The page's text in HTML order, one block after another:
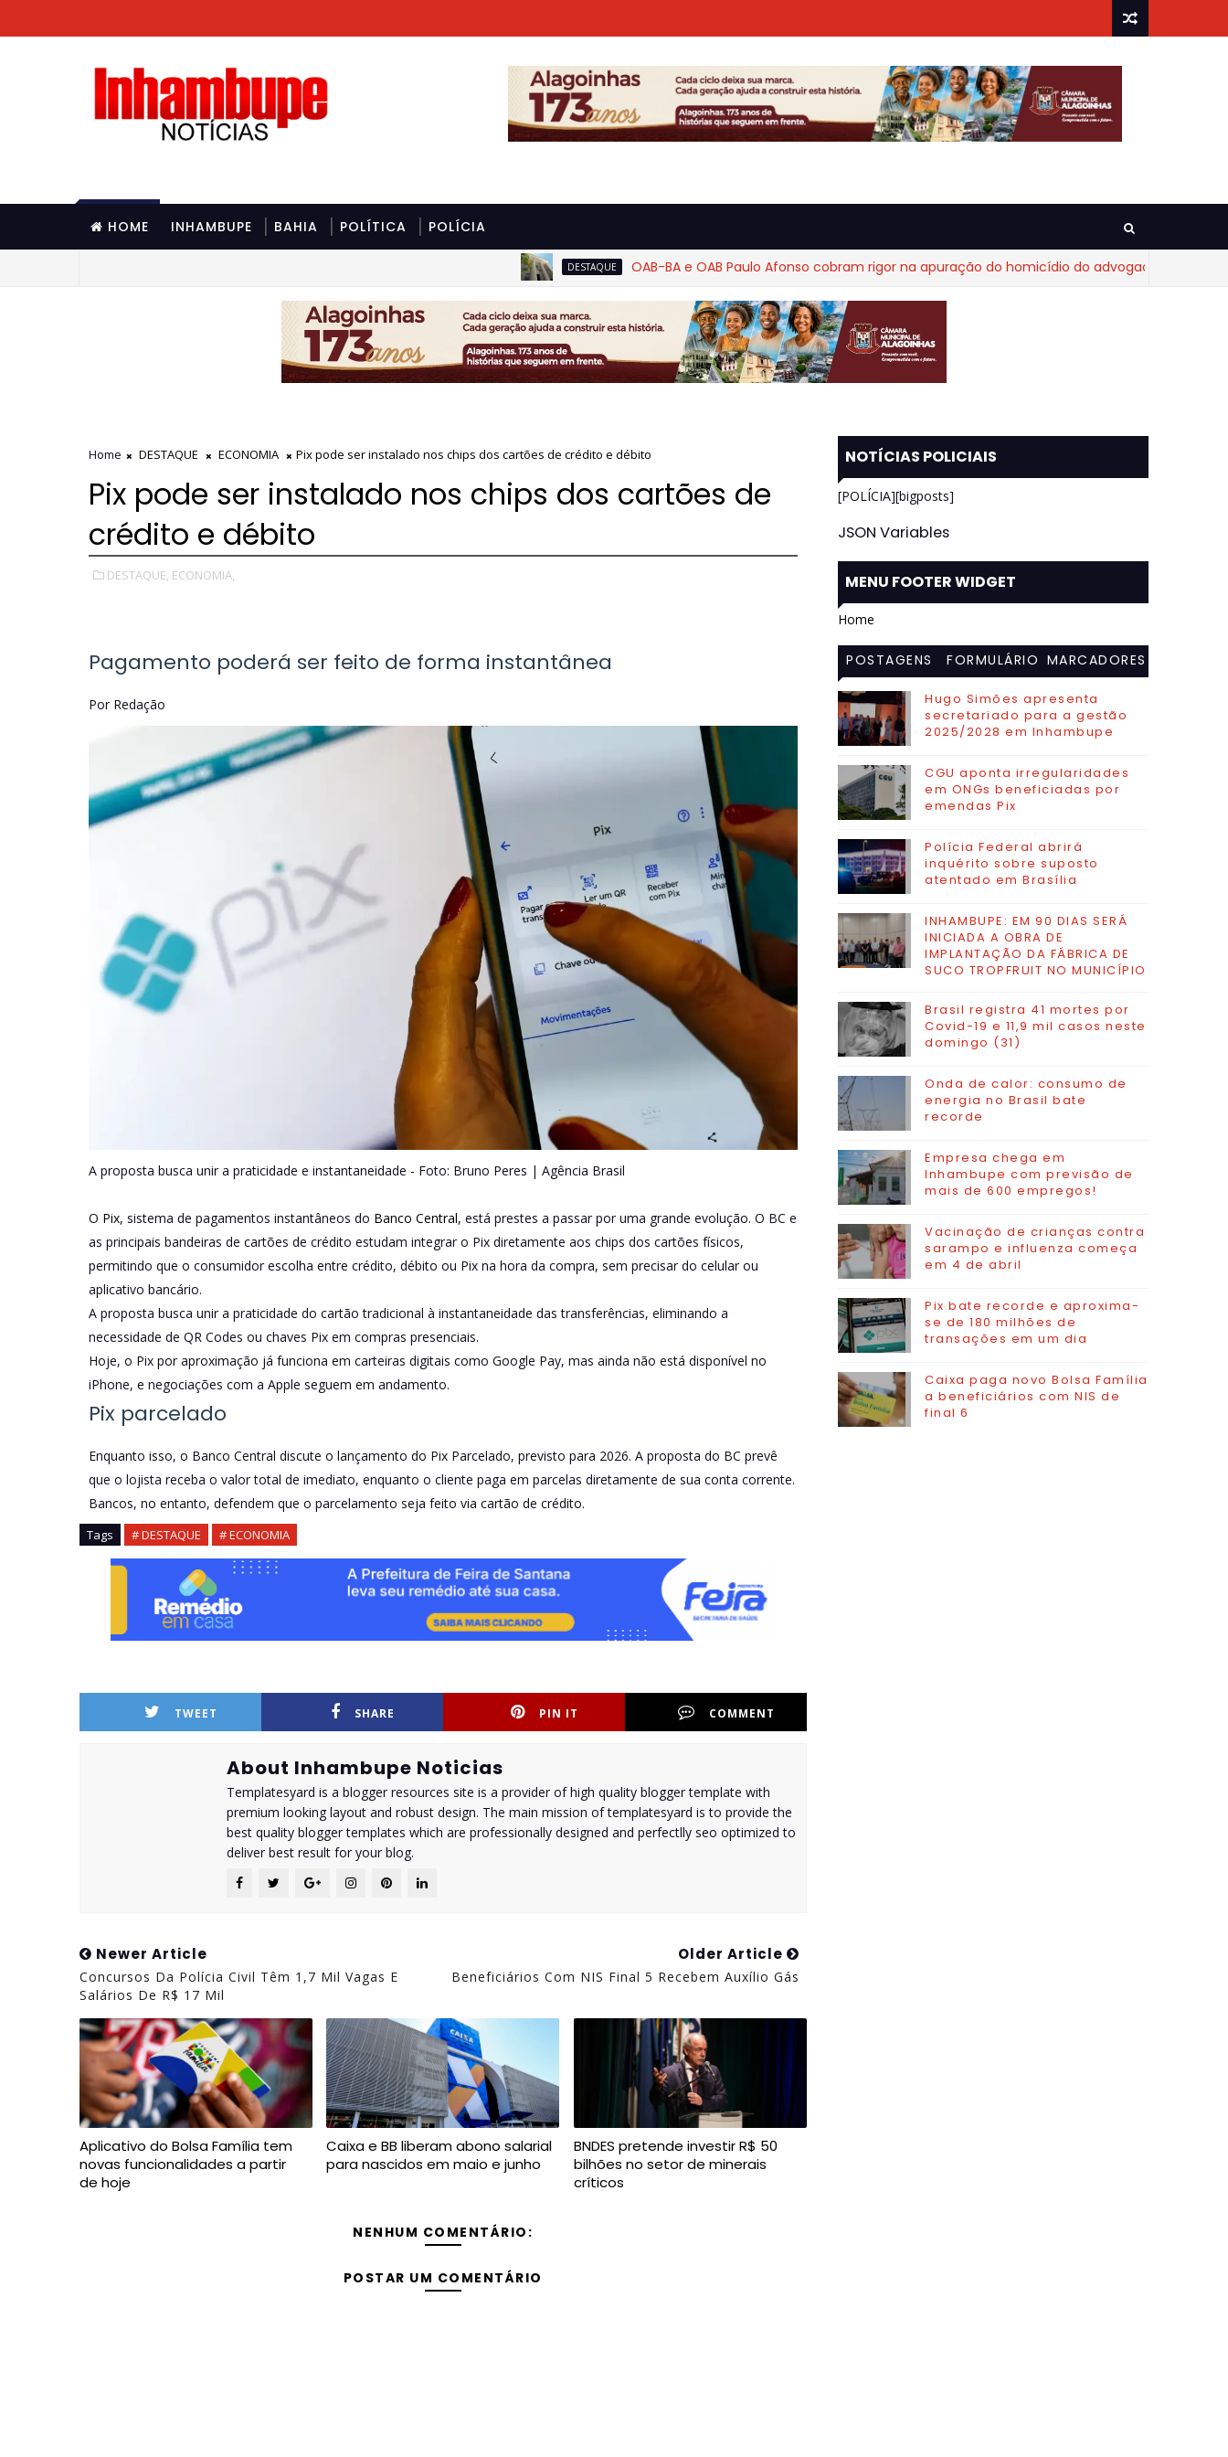
HOME INHAMBUPE BAHIA POLÍTICA POLÍCIA
DESTAQUE OAB-BA e OAB Paulo Afonso cobram rigor na apuração do homicídio do advogado Diego Fraga de
Home DESTAQUE ECONOMIA Pix pode ser instalado nos chips dos cartões de crédito e débito
Pix pode ser instalado nos chips dos cartões de
crédito e débito
DESTAQUE, ECONOMIA,
Pagamento poderá ser feito de forma instantânea
Por Redação
A proposta busca unir a praticidade e instantaneidade - Foto: Bruno Peres | Agência Brasil
O Pix, sistema de pagamentos instantâneos do Banco Central, está prestes a passar por uma grande evolução. O BC e
as principais bandeiras de cartões de crédito estudam integrar o Pix diretamente aos chips dos cartões físicos,
permitindo que o consumidor escolha entre crédito, débito ou Pix na hora da compra, sem precisar do celular ou
aplicativo bancário.
A proposta busca unir a praticidade do cartão tradicional à instantaneidade das transferências, eliminando a
necessidade de QR Codes ou chaves Pix em compras presenciais.
Hoje, o Pix por aproximação já funciona em carteiras digitais como Google Pay, mas ainda não está disponível no
iPhone, e negociações com a Apple seguem em andamento.
Pix parcelado
Enquanto isso, o Banco Central discute o lançamento do Pix Parcelado, previsto para 2026. A proposta do BC prevê
que o lojista receba o valor total de imediato, enquanto o cliente paga em parcelas diretamente de sua conta corrente.
Bancos, no entanto, defendem que o parcelamento seja feito via cartão de crédito.
Tags # DESTAQUE # ECONOMIA
TWEET SHARE PIN IT COMMENT
About Inhambupe Noticias
Templatesyard is a blogger resources site is a provider of high quality blogger template with
premium looking layout and robust design. The main mission of templatesyard is to provide the
best quality blogger templates which are professionally designed and perfectlly seo optimized to
deliver best result for your blog.
Newer Article
Concursos Da Polícia Civil Têm 1,7 Mil Vagas E
Salários De R$ 17 Mil
Older Article
Beneficiários Com NIS Final 5 Recebem Auxílio Gás
Aplicativo do Bolsa Família tem
novas funcionalidades a partir
de hoje
Caixa e BB liberam abono salarial
para nascidos em maio e junho
BNDES pretende investir R$ 50
bilhões no setor de minerais
críticos
NENHUM COMENTÁRIO:
POSTAR UM COMENTÁRIO
NOTÍCIAS POLICIAIS
[POLÍCIA][bigposts]
JSON Variables
MENU FOOTER WIDGET
Home
POSTAGENS
MAIS
VISITADAS
FORMULÁRIO MARCADORES
Hugo Simões apresenta
secretariado para a gestão
2025/2028 em Inhambupe
CGU aponta irregularidades
em ONGs beneficiadas por
emendas Pix
Polícia Federal abrirá
inquérito sobre suposto
atentado em Brasília
INHAMBUPE: EM 90 DIAS SERÁ
INICIADA A OBRA DE
IMPLANTAÇÃO DA FÁBRICA DE
SUCO TROPFRUIT NO MUNICÍPIO
Brasil registra 41 mortes por
Covid-19 e 11,9 mil casos neste
domingo (31)
Onda de calor: consumo de
energia no Brasil bate
recorde
Empresa chega em
Inhambupe com previsão de
mais de 600 empregos!
Vacinação de crianças contra
sarampo e influenza começa
em 4 de abril
Pix bate recorde e aproxima-
se de 180 milhões de
transações em um dia
Caixa paga novo Bolsa Família
a beneficiários com NIS de
final 6